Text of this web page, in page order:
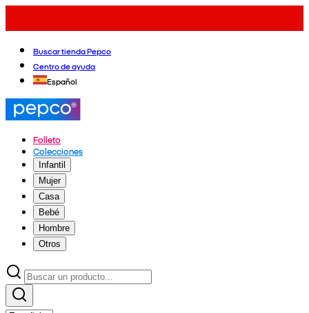
Buscar tienda Pepco
Centro de ayuda
Español
Folleto
Colecciones
Infantil
Mujer
Casa
Bebé
Hombre
Otros